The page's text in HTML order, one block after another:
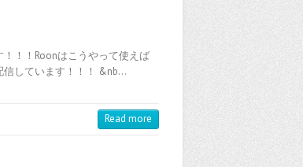
！！Roonはこうやって使えば
しています！！！ &nb…
Read more